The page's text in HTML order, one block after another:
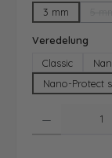
3 mm
Veredelung
Classic
Nano-Protect